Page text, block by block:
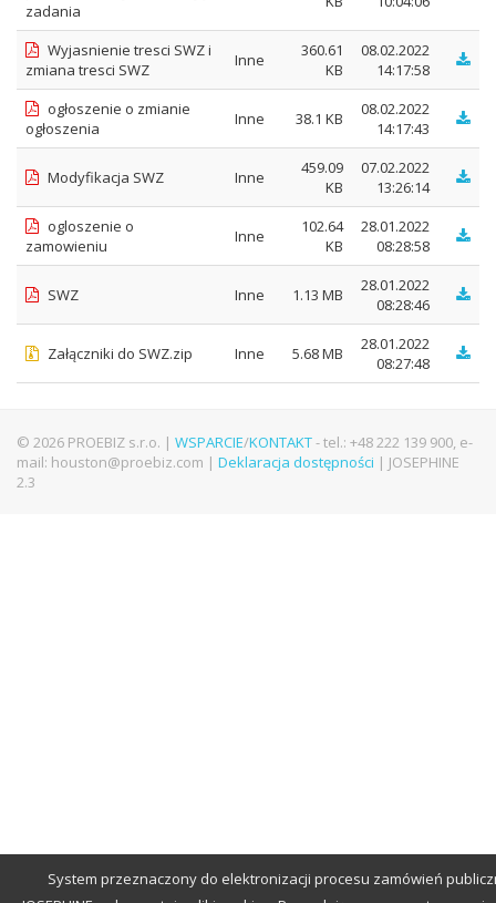
zadania
Wyjasnienie tresci SWZ i
zmiana tresci SWZ
Inne
360.61
KB
08.02.2022
14:17:58
ogłoszenie o zmianie
ogłoszenia
Inne 38.1 KB
08.02.2022
14:17:43
Modyfikacja SWZ Inne
459.09
KB
07.02.2022
13:26:14
ogloszenie o
zamowieniu
Inne
102.64
KB
28.01.2022
08:28:58
SWZ Inne 1.13 MB
28.01.2022
08:28:46
Załączniki do SWZ.zip Inne 5.68 MB
28.01.2022
08:27:48
© 2026 PROEBIZ s.r.o. | WSPARCIE/KONTAKT- tel.: +48 222 139 900, e-
mail: houston@proebiz.com | Deklaracja dostępności | JOSEPHINE
2.3
System przeznaczony do elektronizacji procesu zamówień